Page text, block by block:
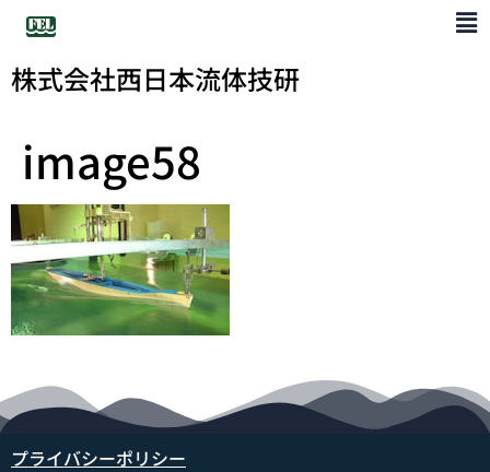
株式会社西日本流体技研
image58
プライバシーポリシー